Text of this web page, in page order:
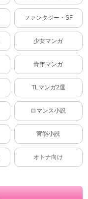
ファンタジー・SF
少女マンガ
青年マンガ
TLマンガ2選
ロマンス小説
官能小説
オトナ向け